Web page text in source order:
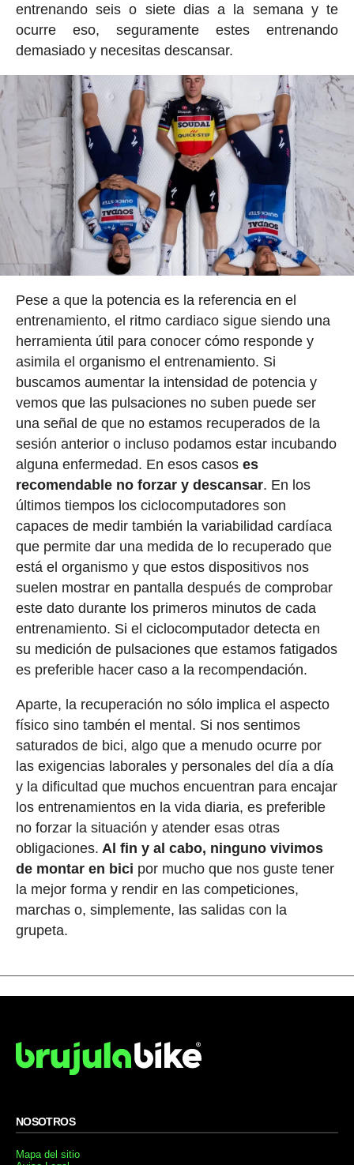
entrenando seis o siete dias a la semana y te
ocurre eso, seguramente estes entrenando
demasiado y necesitas descansar.
Pese a que la potencia es la referencia en el
entrenamiento, el ritmo cardiaco sigue siendo una
herramienta útil para conocer cómo responde y
asimila el organismo el entrenamiento. Si
buscamos aumentar la intensidad de potencia y
vemos que las pulsaciones no suben puede ser
una señal de que no estamos recuperados de la
sesión anterior o incluso podamos estar incubando
alguna enfermedad. En esos casos es
recomendable no forzar y descansar. En los
últimos tiempos los ciclocomputadores son
capaces de medir también la variabilidad cardíaca
que permite dar una medida de lo recuperado que
está el organismo y que estos dispositivos nos
suelen mostrar en pantalla después de comprobar
este dato durante los primeros minutos de cada
entrenamiento. Si el ciclocomputador detecta en
su medición de pulsaciones que estamos fatigados
es preferible hacer caso a la recompendación.
Aparte, la recuperación no sólo implica el aspecto
físico sino tambén el mental. Si nos sentimos
saturados de bici, algo que a menudo ocurre por
las exigencias laborales y personales del día a día
y la dificultad que muchos encuentran para encajar
los entrenamientos en la vida diaria, es preferible
no forzar la situación y atender esas otras
obligaciones. Al fin y al cabo, ninguno vivimos
de montar en bici por mucho que nos guste tener
la mejor forma y rendir en las competiciones,
marchas o, simplemente, las salidas con la
grupeta.
NOSOTROS
Mapa del sitio